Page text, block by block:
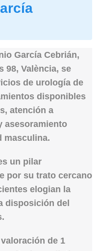
García Cebrián,
98, València, se
de urología de
disponibles
atención a
asesoramiento
masculina.
un pilar
por su trato cercano
elogian la
disposición del
de 1